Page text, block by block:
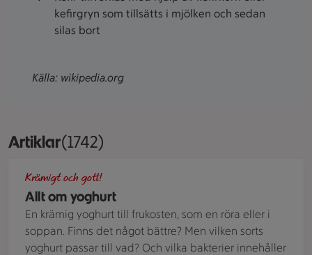
kefirgryn som tillsätts i mjölken och sedan
silas bort
Källa: wikipedia.org
ArtiklarVisar 1742 stycken
(1742)
Allt om yoghurt
Krämigt och gott!
En krämig yoghurt till frukosten, som en röra eller i
soppan. Finns det något bättre? Men vilken sorts
yoghurt passar till vad? Och vilka bakterier innehåller